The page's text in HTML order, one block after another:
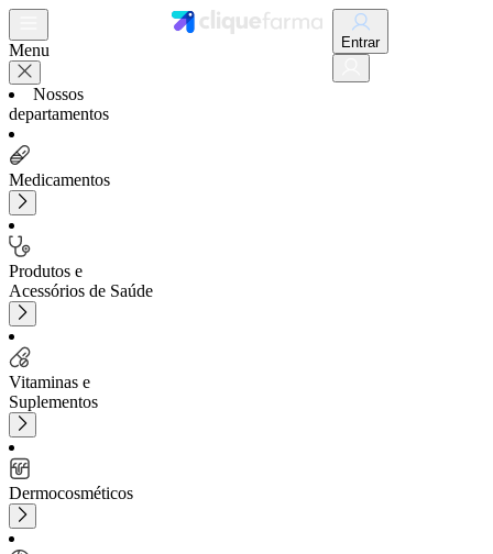
Menu
Nossos
departamentos
Medicamentos
Produtos e
Acessórios de Saúde
Vitaminas e
Suplementos
Dermocosméticos
Entrar